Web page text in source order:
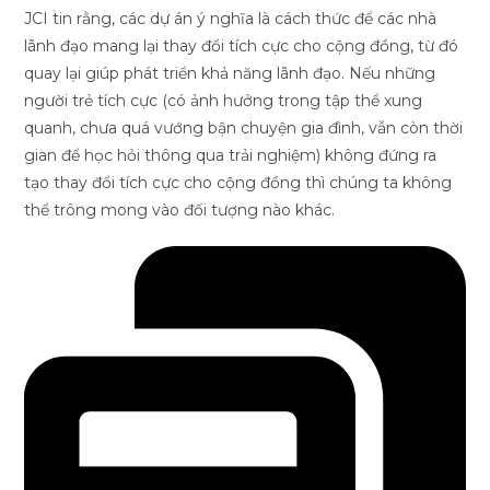
JCI tin rằng, các dự án ý nghĩa là cách thức để các nhà
lãnh đạo mang lại thay đổi tích cực cho cộng đồng, từ đó
quay lại giúp phát triển khả năng lãnh đạo. Nếu những
người trẻ tích cực (có ảnh hưởng trong tập thể xung
quanh, chưa quá vướng bận chuyện gia đình, vẫn còn thời
gian để học hỏi thông qua trải nghiệm) không đứng ra
tạo thay đổi tích cực cho cộng đồng thì chúng ta không
thể trông mong vào đối tượng nào khác.